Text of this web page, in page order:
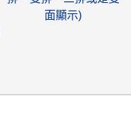
面顯示)